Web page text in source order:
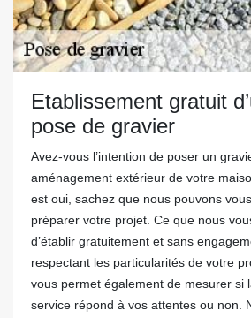
Etablissement gratuit
pose de gravier
Avez-vous l’intention de poser un
aménagement extérieur de votre
est oui, sachez que nous pouvons
préparer votre projet. Ce que nous
d’établir gratuitement et sans
respectant les particularités de votre
vous permet également de mesurer si
service répond à vos attentes ou non.